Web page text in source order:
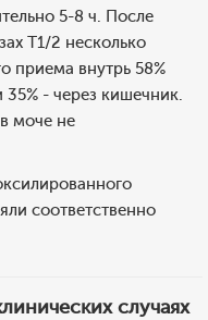
5-8 ч. После
T1/2 несколько
приема внутрь 58%
- через кишечник.
моче не
соответственно
случаях